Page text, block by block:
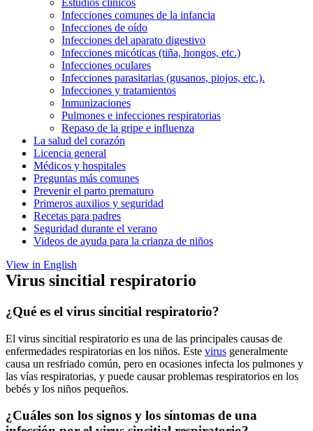
Estudios clínicos
Infecciones comunes de la infancia
Infecciones de oído
Infecciones del aparato digestivo
Infecciones micóticas (tiña, hongos, etc.)
Infecciones oculares
Infecciones parasitarias (gusanos, piojos, etc.).
Infecciones y tratamientos
Inmunizaciones
Pulmones e infecciones respiratorias
Repaso de la gripe e influenza
La salud del corazón
Licencia general
Médicos y hospitales
Preguntas más comunes
Prevenir el parto prematuro
Primeros auxilios y seguridad
Recetas para padres
Seguridad durante el verano
Videos de ayuda para la crianza de niños
View in English
Virus sincitial respiratorio
¿Qué es el virus sincitial respiratorio?
El virus sincitial respiratorio es una de las principales causas de
enfermedades respiratorias en los niños. Este virus generalmente
causa un resfriado común, pero en ocasiones infecta los pulmones y
las vías respiratorias, y puede causar problemas respiratorios en los
bebés y los niños pequeños.
¿Cuáles son los signos y los síntomas de una